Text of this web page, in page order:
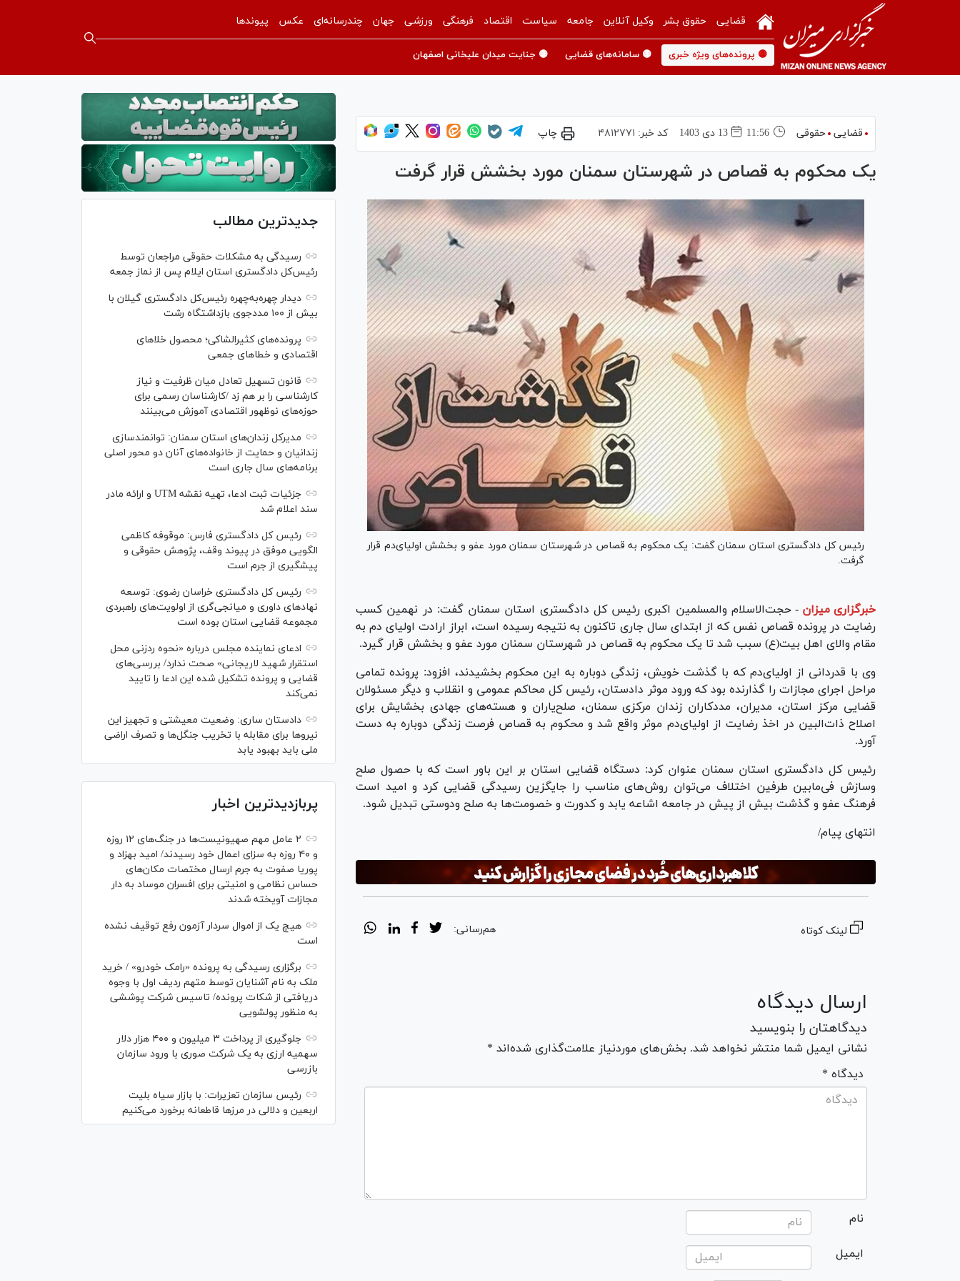
قضایی حقوق بشر وکیل آنلاین جامعه سیاست اقتصاد فرهنگی ورزشی جهان چندرسانه‌ای عکس پیوندها
🟡 پرونده‌های ویژه خبری 🟡 سامانه‌های قضایی 🟡 جنایت میدان علیخانی اصفهان
قضایی حقوقی 11:56 13 دی 1403 کد خبر: ۴۸۱۲۷۷۱ چاپ
یک محکوم به قصاص در شهرستان سمنان مورد بخشش قرار گرفت
رئیس کل دادگستری استان سمنان گفت: یک محکوم به قصاص در شهرستان سمنان مورد عفو و بخشش اولیای‌دم قرار
گرفت.
خبرگزاری میزان - حجت‌الاسلام والمسلمین اکبری رئیس کل دادگستری استان سمنان گفت: در نهمین کسب
رضایت در پرونده قصاص نفس که از ابتدای سال جاری تاکنون به نتیجه رسیده است، ابراز ارادت اولیای دم به
مقام والای اهل بیت(ع) سبب شد تا یک محکوم به قصاص در شهرستان سمنان مورد عفو و بخشش قرار گیرد.
وی با قدردانی از اولیای‌دم که با گذشت خویش، زندگی دوباره به این محکوم بخشیدند، افزود: پرونده تمامی
مراحل اجرای مجازات را گذارنده بود که ورود موثر دادستان، رئیس کل محاکم عمومی و انقلاب و دیگر مسئولان
قضایی مرکز استان، مدیران، مددکاران زندان مرکزی سمنان، صلح‌یاران و هسته‌های جهادی بخشایش برای
اصلاح ذات‌البین در اخذ رضایت از اولیای‌دم موثر واقع شد و محکوم به قصاص فرصت زندگی دوباره به دست
آورد.
رئیس کل دادگستری استان سمنان عنوان کرد: دستگاه قضایی استان بر این باور است که با حصول صلح
وسازش فی‌مابین طرفین اختلاف می‌توان روش‌های مناسب را جایگزین رسیدگی قضایی کرد و امید است
فرهنگ عفو و گذشت بیش از پیش در جامعه اشاعه یابد و کدورت و خصومت‌ها به صلح ودوستی تبدیل شود.
انتهای پیام/
لینک کوتاه هم‌رسانی:
ارسال دیدگاه
دیدگاهتان را بنویسید
نشانی ایمیل شما منتشر نخواهد شد. بخش‌های موردنیاز علامت‌گذاری شده‌اند *
* دیدگاه
نام
ایمیل
جدیدترین مطالب
رسیدگی به مشکلات حقوقی مراجعان توسط
رئیس‌کل دادگستری استان ایلام پس از نماز جمعه
دیدار چهره‌به‌چهره رئیس‌کل دادگستری گیلان با
بیش از ۱۰۰ مددجوی بازداشتگاه رشت
پرونده‌های کثیرالشاکی؛ محصول خلا‌های
اقتصادی و خطا‌های جمعی
قانون تسهیل تعادل میان ظرفیت و نیاز
کارشناسی را بر هم زد /کارشناسان رسمی برای
حوزه‌های نوظهور اقتصادی آموزش می‌بینند
مدیرکل زندان‌های استان سمنان: توانمندسازی
زندانیان و حمایت از خانواده‌های آنان دو محور اصلی
برنامه‌های سال جاری است
جزئیات ثبت ادعا، تهیه نقشه UTM و ارائه مادر
سند اعلام شد
رئیس کل دادگستری فارس: موقوفه کاظمی
الگویی موفق در پیوند وقف، پژوهش حقوقی و
پیشگیری از جرم است
رئیس کل دادگستری خراسان رضوی: توسعه
نهاد‌های داوری و میانجی‌گری از اولویت‌های راهبردی
مجموعه قضایی استان بوده است
ادعای نماینده مجلس درباره «نحوه ردزنی محل
استقرار شهید لاریجانی» صحت ندارد/ بررسی‌های
قضایی و پرونده تشکیل شده این ادعا را تایید
نمی‌کند
دادستان ساری: وضعیت معیشتی و تجهیز این
نیرو‌ها برای مقابله با تخریب جنگل‌ها و تصرف اراضی
ملی باید بهبود یابد
پربازدیدترین اخبار
۲ عامل مهم صهیونیست‌ها در جنگ‌های ۱۲ روزه
و ۴۰ روزه به سزای اعمال خود رسیدند/ امید بهزاد و
پوریا صفوت به جرم ارسال مختصات مکان‌های
حساس نظامی و امنیتی برای افسران موساد به دار
مجازات آویخته شدند
هیچ یک از اموال سردار آزمون رفع توقیف نشده
است
برگزاری رسیدگی به پرونده «رامک خودرو» / خرید
ملک به نام آشنایان توسط متهم ردیف اول با وجوه
دریافتی از شکات پرونده/ تاسیس شرکت پوششی
به منظور پولشویی
جلوگیری از پرداخت ۳ میلیون و ۴۰۰ هزار دلار
سهمیه ارزی به یک شرکت صوری با ورود سازمان
بازرسی
رئیس سازمان تعزیرات: با بازار سیاه بلیت
اربعین و دلالی در مرز‌ها قاطعانه برخورد می‌کنیم